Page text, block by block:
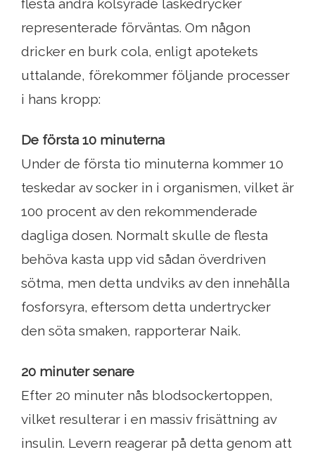
flesta andra kolsyrade läskedrycker
representerade förväntas. Om någon
dricker en burk cola, enligt apotekets
uttalande, förekommer följande processer
i hans kropp:
De första 10 minuterna
Under de första tio minuterna kommer 10
teskedar av socker in i organismen, vilket är
100 procent av den rekommenderade
dagliga dosen. Normalt skulle de flesta
behöva kasta upp vid sådan överdriven
sötma, men detta undviks av den innehålla
fosforsyra, eftersom detta undertrycker
den söta smaken, rapporterar Naik.
20 minuter senare
Efter 20 minuter nås blodsockertoppen,
vilket resulterar i en massiv frisättning av
insulin. Levern reagerar på detta genom att